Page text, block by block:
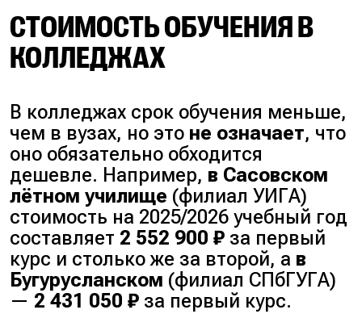
СТОИМОСТЬ ОБУЧЕНИЯ В
КОЛЛЕДЖАХ
В колледжах срок обучения меньше,
чем в вузах, но это не означает, что
оно обязательно обходится
дешевле. Например, в Сасовском
лётном училище (филиал УИГА)
стоимость на 2025/2026 учебный год
составляет 2 552 900 ₽ за первый
курс и столько же за второй, а в
Бугурусланском (филиал СПбГУГА)
— 2 431 050 ₽ за первый курс.